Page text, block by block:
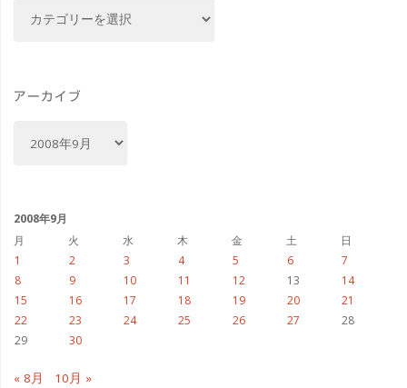
ー
アーカイブ
ブ
2008年9月
月
火 水 木 金 土
日
1
2 3 4 5 6
7
8
9 10 11 12 13
14
15
16 17 18 19 20
21
22
23 24 25 26 27
28
29
30
« 8月 10月 »